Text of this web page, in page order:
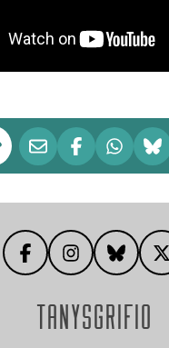
TANYSGRIFIO